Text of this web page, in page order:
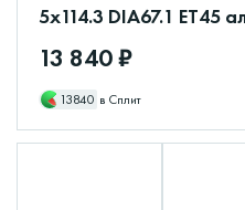
5x114.3 DIA67.1 ET45
13 840 ₽
13840 в Сплит